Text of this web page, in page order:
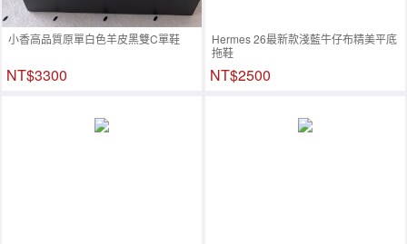
小香高品質原單白色羊皮黑雙C單鞋
NT$3300
Hermes 26最新款淺藍牛仔布精美平底
拖鞋
NT$2500